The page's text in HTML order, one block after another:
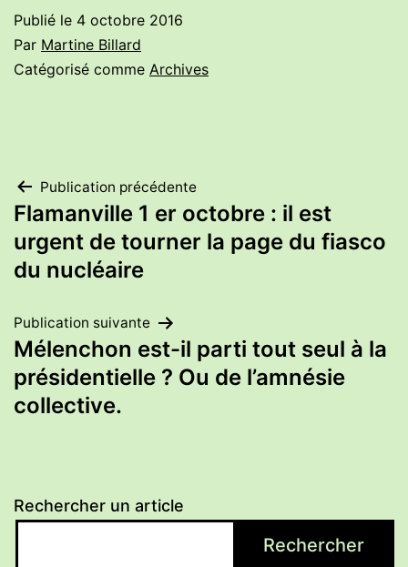
Publié le 4 octobre 2016
Par Martine Billard
Catégorisé comme Archives
Navigation
de
l’article
Publication précédente
Flamanville 1 er octobre : il est
urgent de tourner la page du fiasco
du nucléaire
Publication suivante
Mélenchon est-il parti tout seul à la
présidentielle ? Ou de l’amnésie
collective.
Rechercher un article
Rechercher